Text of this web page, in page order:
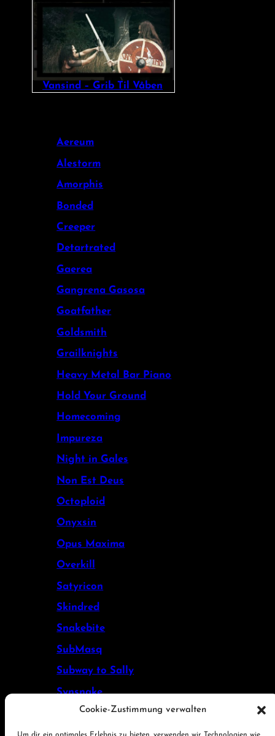
Cookie-Zustimmung verwalten
Vansind – Grib Til Våben
Aereum
Alestorm
Amorphis
Bonded
Creeper
Detartrated
Gaerea
Gangrena Gasosa
Goatfather
Goldsmith
Grailknights
Heavy Metal Bar Piano
Hold Your Ground
Homecoming
Impureza
Night in Gales
Non Est Deus
Octoploid
Onyxsin
Opus Maxima
Overkill
Satyricon
Skindred
Snakebite
SubMasq
Subway to Sally
Synsnake
Vansind